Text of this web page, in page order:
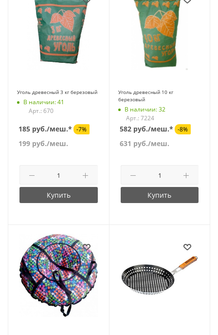
Уголь древесный 3 кг березовый
В наличии: 41
Арт.: 670
185 руб./меш.* -7%
199 руб./меш.
Купить
Уголь древесный 10 кг
березовый
В наличии: 32
Арт.: 7224
582 руб./меш.* -8%
631 руб./меш.
Купить